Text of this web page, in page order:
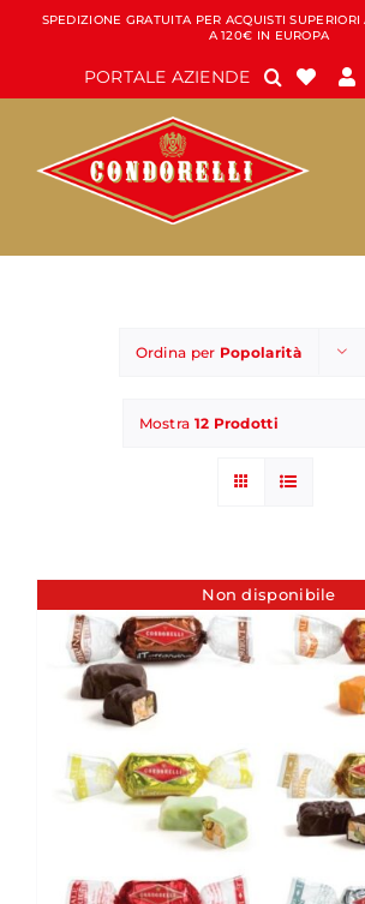
Salta
contenuto
SPEDIZIONE GRATUITA PER ACQUISTI
A 120€ IN EUROPA
PORTALE AZIENDE
Ordina per Popolarità
Mostra 12 Prodotti
Non disponibile